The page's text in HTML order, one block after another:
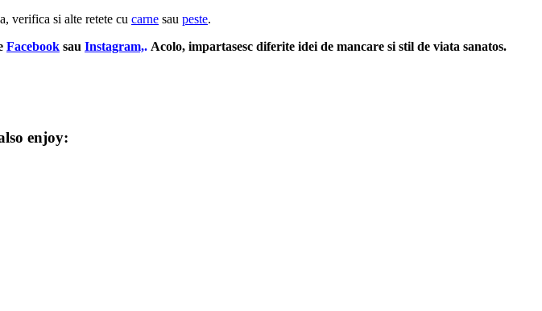
verifica si alte retete cu carne sau peste.
Facebook sau Instagram,. Acolo, impartasesc diferite idei de mancare si stil de viata sanatos.
enjoy: